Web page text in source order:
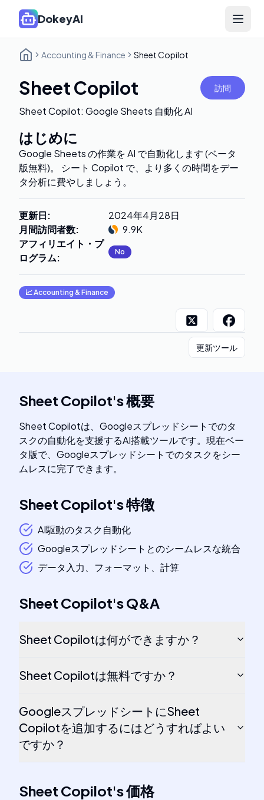
DokeyAI Open
Accounting & Finance Sheet Copilot
Sheet Copilot 訪問
Sheet Copilot: Google Sheets 自動化 AI
はじめに
Google Sheets の作業を AI で自動化します (ベータ
版無料)。 シート Copilot で、より多くの時間をデー
タ分析に費やしましょう。
更新日:
2024年4月28日
月間訪問者数:
9.9K
アフィリエイト・プ
ログラム: No
📈Accounting & Finance
更新ツール
Sheet Copilot's概要
Sheet Copilotは、Googleスプレッドシートでのタ
スクの自動化を支援するAI搭載ツールです。現在ベー
タ版で、Googleスプレッドシートでのタスクをシー
ムレスに完了できます。
Sheet Copilot's特徴
AI駆動のタスク自動化
Googleスプレッドシートとのシームレスな統合
データ入力、フォーマット、計算
Sheet Copilot'sQ&A
Sheet Copilotは何ができますか？
Sheet Copilotは無料ですか？
GoogleスプレッドシートにSheet
Copilotを追加するにはどうすればよい
ですか？
Sheet Copilot's価格